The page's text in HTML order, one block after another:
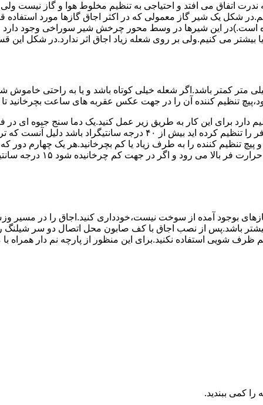
اتفاق می افتد و احتیاجی به تنظیم مخلوط هوا و گاز نیست
شکل یک شیر گاز معمولی که در اکثر اجاق گازها مورد
این شیرها در وسط محور چرخش شیر سوراخی وجود دارد
بیشتر می کنیم.ولی بر روی شعله زیاد اجاق اثر ندارد.در شکل
شعله پیلوت باید آبی باشد و طول شعله پیلوت معمولا نباید از ۶ میلی متر کمتر باشد.اگر شعله
تنظیم کننده آن را در جهت عکس عقربه های ساعت
۱۰ تا ۲۰ دقیقه اختلاف درجه ای که دماسنج نشان می دهد با آنچه که فر
می کند.(اگر پیچ تنظیم را
بوجود آمده از سوخت نیست،خودداری کنید.اجاق را در مسیر
از بست مناسب استفاده شود.طول شیلنگ نباید از ۱.۵ متر بیشتر باشد.پس از نصب اجاق با کف
استفاده نکنید.برای این منظور از پارچه نم دار همراه با
کمی ببندید.